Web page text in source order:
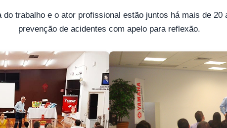
trabalho e o ator profissional estão juntos há mais de
prevenção de acidentes com apelo para reflexão.